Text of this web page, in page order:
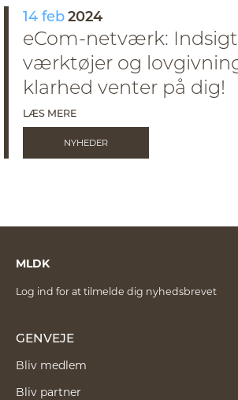
14 feb2024
eCom-netværk:
værktøjer og
klarhed venter på dig!
LÆS MERE
NYHEDER
MLDK
Log ind for at tilmelde dig nyhedsbrevet
GENVEJE
Bliv medlem
Bliv partner